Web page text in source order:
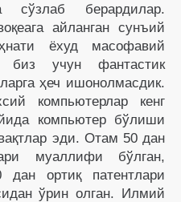
сўзлаб берардилар.
айланган сунъий
ёхуд масофавий
биз учун фантастик
ҳеч ишонолмасдик.
компьютерлар кенг
компьютер бўлиши
эди. Отам 50 дан
муаллифи бўлган,
дан ортиқ патентлари
ўрин олган. Илмий